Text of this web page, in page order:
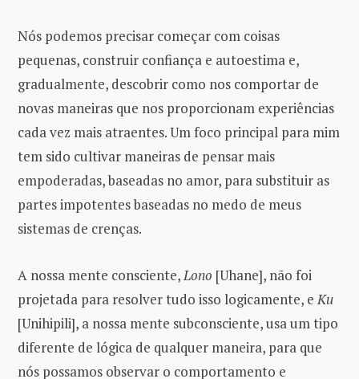
Nós podemos precisar começar com coisas
pequenas, construir confiança e autoestima e,
gradualmente, descobrir como nos comportar de
novas maneiras que nos proporcionam experiências
cada vez mais atraentes. Um foco principal para mim
tem sido cultivar maneiras de pensar mais
empoderadas, baseadas no amor, para substituir as
partes impotentes baseadas no medo de meus
sistemas de crenças.
A nossa mente consciente, Lono [Uhane], não foi
projetada para resolver tudo isso logicamente, e Ku
[Unihipili], a nossa mente subconsciente, usa um tipo
diferente de lógica de qualquer maneira, para que
nós possamos observar o comportamento e